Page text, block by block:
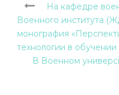
На кафедре
Военного института
монография
технологии в обучении
В Военном